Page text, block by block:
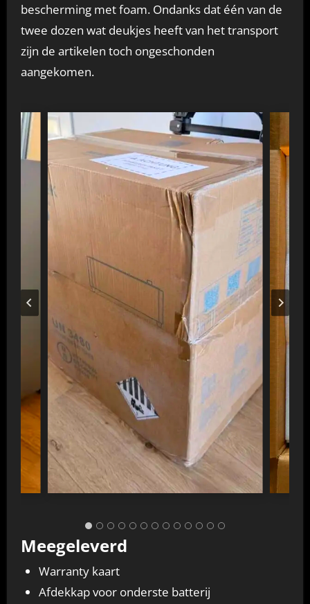
bescherming met foam. Ondanks dat één van de
twee dozen wat deukjes heeft van het transport
zijn de artikelen toch ongeschonden
aangekomen.
Meegeleverd
Warranty kaart
Afdekkap voor onderste batterij